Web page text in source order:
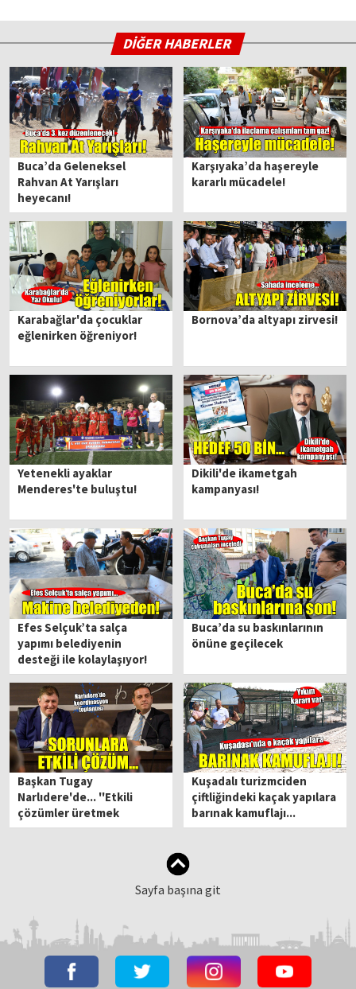
DİĞER HABERLER
Buca’da Geleneksel
Rahvan At Yarışları
heyecanı!
Karşıyaka’da haşereyle
kararlı mücadele!
Karabağlar'da çocuklar
eğlenirken öğreniyor!
Bornova’da altyapı zirvesi!
Yetenekli ayaklar
Menderes'te buluştu!
Dikili'de ikametgah
kampanyası!
Efes Selçuk’ta salça
yapımı belediyenin
desteği ile kolaylaşıyor!
Buca’da su baskınlarının
önüne geçilecek
Başkan Tugay
Narlıdere'de... ''Etkili
çözümler üretmek
zorundayız''
Kuşadalı turizmciden
çiftliğindeki kaçak yapılara
barınak kamuflajı...
Sayfa başına git